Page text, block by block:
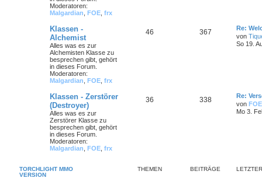
Moderatoren:
Malgardian FOE frx
Klassen -
Alchemist
Alles was es zur
Alchemisten Klasse zu
besprechen gibt, gehört
in dieses Forum.
Moderatoren:
Malgardian FOE frx
46 367
Re:
von
So 19.
Klassen - Zerstörer
(Destroyer)
Alles was es zur
Zerstörer Klasse zu
besprechen gibt, gehört
in dieses Forum.
Moderatoren:
Malgardian FOE frx
36 338
Re:
von FOE
Mo 3.
TORCHLIGHT MMO
VERSION
THEMEN BEITRÄGE